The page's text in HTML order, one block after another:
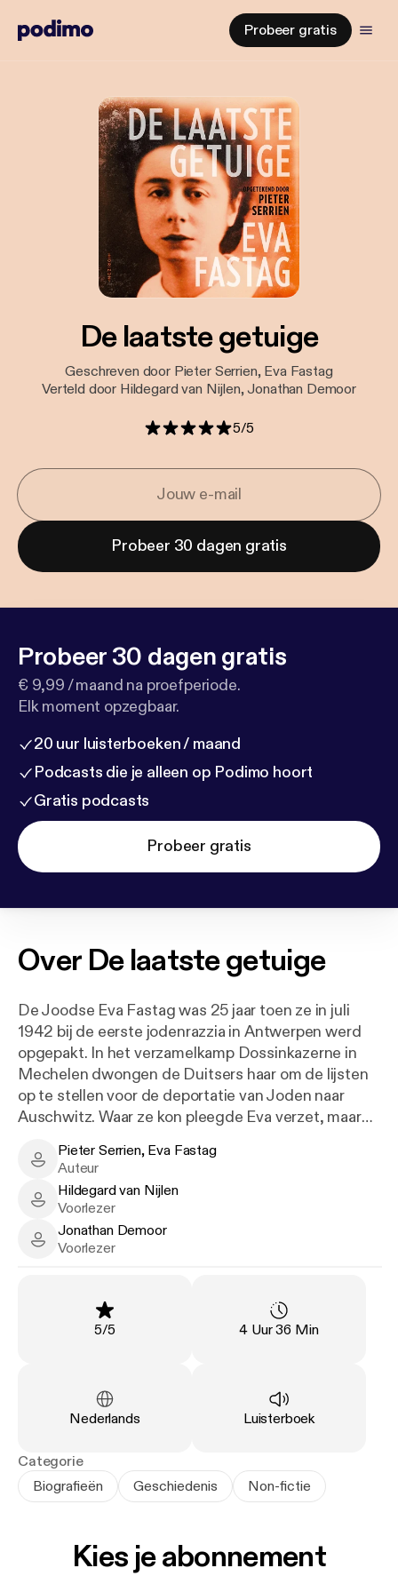
Probeer gratis
De laatste getuige
Geschreven door Pieter Serrien, Eva Fastag
Verteld door Hildegard van Nijlen, Jonathan Demoor
5/5
Probeer 30 dagen gratis
Probeer 30 dagen gratis
€ 9,99 / maand na proefperiode.
Elk moment opzegbaar.
20 uur luisterboeken / maand
Podcasts die je alleen op Podimo hoort
Gratis podcasts
Probeer gratis
Over De laatste getuige
De Joodse Eva Fastag was 25 jaar toen ze in juli
1942 bij de eerste jodenrazzia in Antwerpen werd
opgepakt. In het verzamelkamp Dossinkazerne in
Mechelen dwongen de Duitsers haar om de lijsten
op te stellen voor de deportatie van Joden naar
Auschwitz. Waar ze kon pleegde Eva verzet, maar
vermoord.
Pieter Serrien, Eva Fastag - Author
Pieter Serrien, Eva Fastag
Auteur
Hildegard van Nijlen - Narrator
Hildegard van Nijlen
Voorlezer
Jonathan Demoor - Narrator
Jonathan Demoor
Voorlezer
Beoordeling
5/5 Duur:
4 Uur 36 Min
Taal:
Nederlands Type:
Luisterboek
Categorie
Biografieën
Geschiedenis Non-fictie
Kies je abonnement